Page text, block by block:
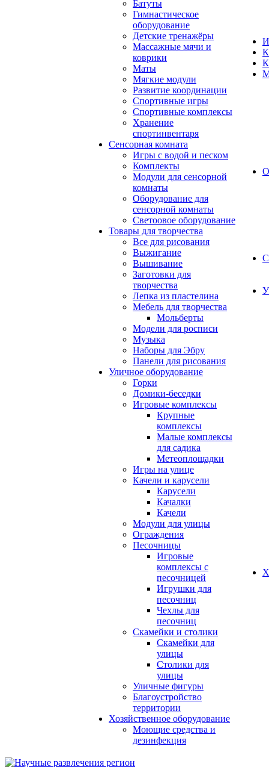
Батуты
Гимнастическое
оборудование
Детские тренажёры
Массажные мячи и
коврики
Маты
Мягкие модули
Развитие координации
Спортивные игры
Спортивные комплексы
Хранение
спортинвентаря
Сенсорная комната
Игры с водой и песком
Комплекты
Модули для сенсорной
комнаты
Оборудование для
сенсорной комнаты
Светоовое оборудование
Товары для творчества
Все для рисования
Выжигание
Вышивание
Заготовки для
творчества
Лепка из пластелина
Мебель для творчества
Мольберты
Модели для росписи
Музыка
Наборы для Эбру
Панели для рисования
Уличное оборудование
Горки
Домики-беседки
Игровые комплексы
Крупные
комплексы
Малые комплексы
для садика
Метеоплощадки
Игры на улице
Качели и карусели
Карусели
Качалки
Качели
Модули для улицы
Ограждения
Песочницы
Игровые
комплексы с
песочницей
Игрушки для
песочниц
Чехлы для
песочниц
Скамейки и столики
Скамейки для
улицы
Столики для
улицы
Уличные фигуры
Благоустройство
территории
Хозяйственное оборудование
Моющие средства и
дезинфекция